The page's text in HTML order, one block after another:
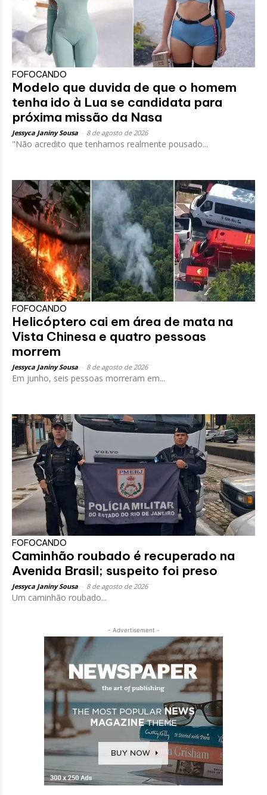
FOFOCANDO
Modelo que duvida de que o homem
tenha ido à Lua se candidata para
próxima missão da Nasa
Jessyca Janiny Sousa 8 de agosto de 2026
"Não acredito que tenhamos realmente pousado...
FOFOCANDO
Helicóptero cai em área de mata na
Vista Chinesa e quatro pessoas
morrem
Jessyca Janiny Sousa 8 de agosto de 2026
Em junho, seis pessoas morreram em...
FOFOCANDO
Caminhão roubado é recuperado na
Avenida Brasil; suspeito foi preso
Jessyca Janiny Sousa 8 de agosto de 2026
Um caminhão roubado...
- Advertisement -